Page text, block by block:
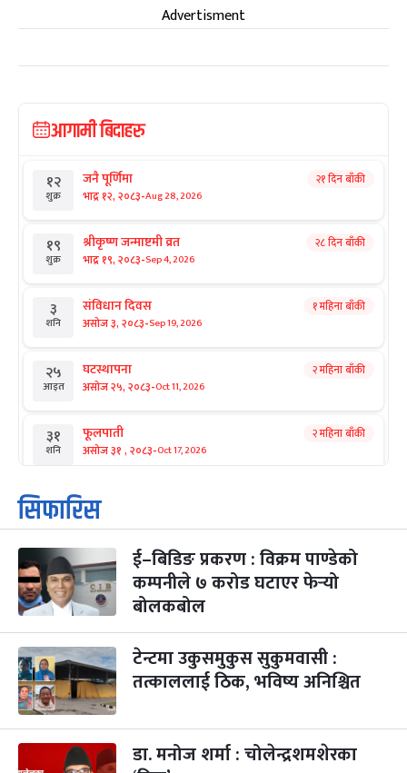
Advertisment
आगामी बिदाहरु
१२
शुक्र
जनै पूर्णिमा
भाद्र १२, २०८३-Aug 28, 2026
२१ दिन बाँकी
१९
शुक्र
श्रीकृष्ण जन्माष्टमी व्रत
भाद्र १९, २०८३-Sep 4, 2026
२८ दिन बाँकी
३
शनि
संविधान दिवस
असोज ३, २०८३-Sep 19, 2026
१ महिना बाँकी
२५
आइत
घटस्थापना
असोज २५, २०८३-Oct 11, 2026
२ महिना बाँकी
३१
शनि
फूलपाती
असोज ३१ , २०८३-Oct 17, 2026
२ महिना बाँकी
१
आइत
कार्तिक सङ्क्रान्ति
कार्तिक १, २०८३
३
मंगल
महानवमी
कार्तिक ३, २०८३-Oct 20, 2026
२ महिना बाँकी
४
५
बिहि
पापा‌ङ्कुशा एकादशी व्रत
कार्तिक ५, २०८३
२ महिना बाँकी
आइत
कुकुर तिहार
कार्तिक २२, २०८३ Nov 8, 2026
३ महिना बाँकी
सिफारिस
ई–बिडिङ प्रकरण : विक्रम पाण्डेको
कम्पनीले ७ करोड घटाएर फेर्‍यो
बोलकबोल
टेन्टमा उकुसमुकुस सुकुमवासी :
तत्काललाई ठिक, भविष्य अनिश्चित
डा. मनोज शर्मा : चोलेन्द्रशमशेरका